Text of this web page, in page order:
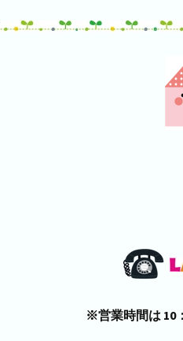
※営業時間は 10